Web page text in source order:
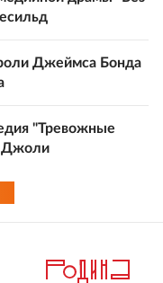
Джеймса Бонда
"Тревожные
Джоли